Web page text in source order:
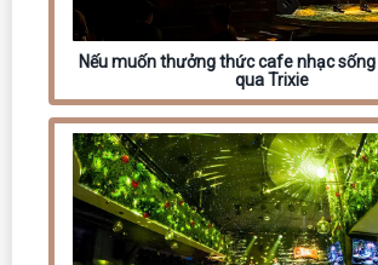
Nếu muốn thưởng thức cafe nhạc
qua Trixie